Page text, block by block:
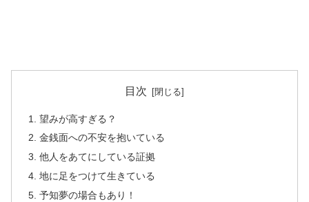
目次
望みが高すぎる？
金銭面への不安を抱いている
他人をあてにしている証拠
地に足をつけて生きている
予知夢の場合もあり！